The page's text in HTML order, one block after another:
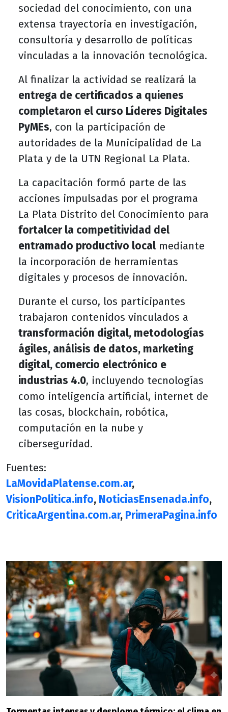
sociedad del conocimiento, con una
extensa trayectoria en investigación,
consultoría y desarrollo de políticas
vinculadas a la innovación tecnológica.
Al finalizar la actividad se realizará la
entrega de certificados a quienes
completaron el curso Líderes Digitales
PyMEs, con la participación de
autoridades de la Municipalidad de La
Plata y de la UTN Regional La Plata.
La capacitación formó parte de las
acciones impulsadas por el programa
La Plata Distrito del Conocimiento para
fortalcer la competitividad del
entramado productivo local mediante
la incorporación de herramientas
digitales y procesos de innovación.
Durante el curso, los participantes
trabajaron contenidos vinculados a
transformación digital, metodologías
ágiles, análisis de datos, marketing
digital, comercio electrónico e
industrias 4.0, incluyendo tecnologías
como inteligencia artificial, internet de
las cosas, blockchain, robótica,
computación en la nube y
ciberseguridad.
Fuentes:
LaMovidaPlatense.com.ar,
VisionPolitica.info, NoticiasEnsenada.info,
CriticaArgentina.com.ar, PrimeraPagina.info